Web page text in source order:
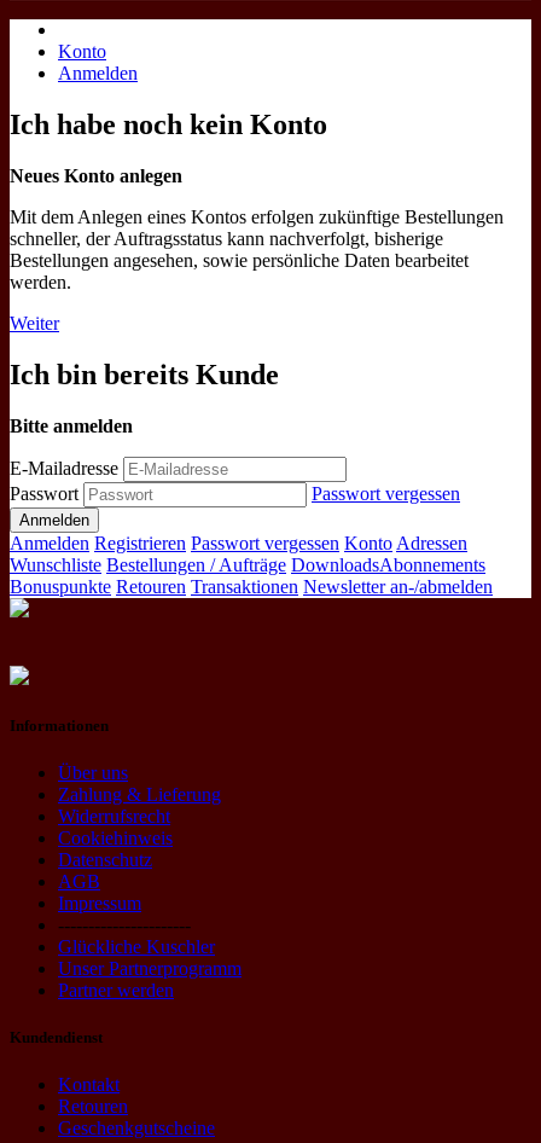
Konto
Anmelden
Ich habe noch kein Konto
Neues Konto anlegen
Mit dem Anlegen eines Kontos erfolgen zukünftige Bestellungen
schneller, der Auftragsstatus kann nachverfolgt, bisherige
Bestellungen angesehen, sowie persönliche Daten bearbeitet
werden.
Weiter
Ich bin bereits Kunde
Bitte anmelden
E-Mailadresse
Passwort
Passwort vergessen
Anmelden Registrieren Passwort vergessen Konto Adressen
Wunschliste Bestellungen / Aufträge DownloadsAbonnements
Bonuspunkte Retouren Transaktionen Newsletter an-/abmelden
Informationen
Über uns
Zahlung & Lieferung
Widerrufsrecht
Cookiehinweis
Datenschutz
AGB
Impressum
----------------------
Glückliche Kuschler
Unser Partnerprogramm
Partner werden
Kundendienst
Kontakt
Retouren
Geschenkgutscheine